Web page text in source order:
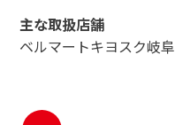
主な取扱店舗
ベルマートキヨスク岐